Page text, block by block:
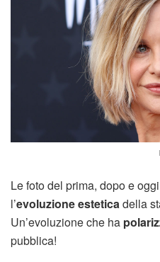
Le foto del prima, dopo e
l’evoluzione estetica della
Un’evoluzione che ha
pubblica!